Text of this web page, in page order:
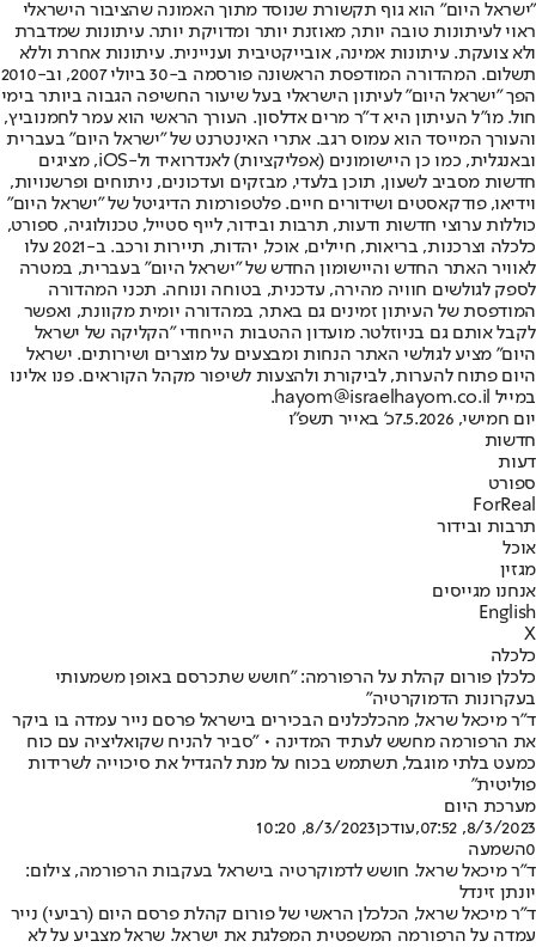
"ישראל היום" הוא גוף תקשורת שנוסד מתוך האמונה שהציבור הישראלי
ראוי לעיתונות טובה יותר, מאוזנת יותר ומדויקת יותר. עיתונות שמדברת
ולא צועקת. עיתונות אמינה, אובייקטיבית ועניינית. עיתונות אחרת וללא
תשלום. המהדורה המודפסת הראשונה פורסמה ב-30 ביולי 2007, וב-2010
הפך "ישראל היום" לעיתון הישראלי בעל שיעור החשיפה הגבוה ביותר בימי
חול. מו"ל העיתון היא ד"ר מרים אדלסון. העורך הראשי הוא עמר לחמנוביץ,
והעורך המייסד הוא עמוס רגב. אתרי האינטרנט של "ישראל היום" בעברית
ובאנגלית, כמו כן היישומונים (אפליקציות) לאנדרואיד ול-iOS, מציגים
חדשות מסביב לשעון, תוכן בלעדי, מבזקים ועדכונים, ניתוחים ופרשנויות,
וידיאו, פודקאסטים ושידורים חיים. פלטפורמות הדיגיטל של "ישראל היום"
כוללות ערוצי חדשות ודעות, תרבות ובידור, לייף סטייל, טכנולוגיה, ספורט,
כלכלה וצרכנות, בריאות, חיילים, אוכל, יהדות, תיירות ורכב. ב-2021 עלו
לאוויר האתר החדש והיישומון החדש של "ישראל היום" בעברית, במטרה
לספק לגולשים חוויה מהירה, עדכנית, בטוחה ונוחה. תכני המהדורה
המודפסת של העיתון זמינים גם באתר, במהדורה יומית מקוונת, ואפשר
לקבל אותם גם בניוזלטר. מועדון ההטבות הייחודי "הקליקה של ישראל
היום" מציע לגולשי האתר הנחות ומבצעים על מוצרים ושירותים. ישראל
היום פתוח להערות, לביקורת ולהצעות לשיפור מקהל הקוראים. פנו אלינו
במייל hayom@israelhayom.co.il.
יום חמישי, 7.5.2026
כ' באייר תשפ"ו
חדשות
דעות
ספורט
ForReal
תרבות ובידור
אוכל
מגזין
אנחנו מגייסים
English
X
כלכלה
כלכלן פורום קהלת על הרפורמה: "חושש שתכרסם באופן משמעותי
בעקרונות הדמוקרטיה"
ד"ר מיכאל שראל, מהכלכלנים הבכירים בישראל פרסם נייר עמדה בו ביקר
את הרפורמה מחשש לעתיד המדינה • "סביר להניח שקואליציה עם כוח
כמעט בלתי מוגבל, תשתמש בכוח על מנת להגדיל את סיכוייה לשרידות
פוליטית"
מערכת היום
8/3/2023, 07:52
,עודכן8/3/2023, 10:20
0השמעה
ד"ר מיכאל שראל. חושש לדמוקרטיה בישראל בעקבות הרפורמה, צילום:
יונתן זינדל
ד"ר מיכאל שראל, הכלכלן הראשי של פורום קהלת פרסם היום (רביעי) נייר
עמדה על הרפורמה המשפטית המפלגת את ישראל. שראל מצביע על לא